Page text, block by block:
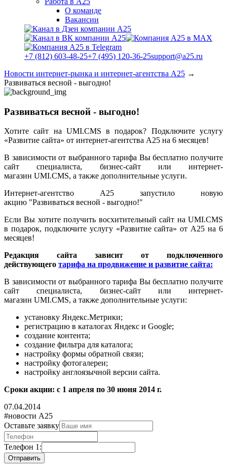
О команде
Вакансии
+7 (812) 603-48-25+7 (495) 120-36-25support@a25.ru
Новости интернет-рынка и интернет-агентства А25 →
Развиваться весной - выгодно!
Развиваться весной - выгодно!
Хотите сайт на UMI.CMS в подарок? Подключите услугу
«Развитие сайта» от интернет-агентства А25 на 6 месяцев!
В зависимости от выбранного тарифа Вы бесплатно получите
сайт специалиста, бизнес-сайт или интернет-
магазин UMI.CMS, а также дополнительные услуги.
Интернет-агентство А25 запустило новую
акцию "Развиваться весной - выгодно!"
Если Вы хотите получить восхитительный сайт на UMI.CMS
в подарок, подключите услугу «Развитие сайта» от А25 на 6
месяцев!
Редакция сайта зависит от подключенного
действующего тарифа на продвижение и развитие сайта:
В зависимости от выбранного тарифа Вы бесплатно получите
сайт специалиста, бизнес-сайт или интернет-
магазин UMI.CMS, а также дополнительные услуги:
установку Яндекс.Метрики;
регистрацию в каталогах Яндекс и Google;
создание контента;
создание фильтра для каталога;
настройку формы обратной связи;
настройку фотогалереи;
настройку англоязычной версии сайта.
Сроки акции: с 1 апреля по 30 июня 2014 г.
07.04.2014
#новости А25
Оставьте заявку
Телефон 1: